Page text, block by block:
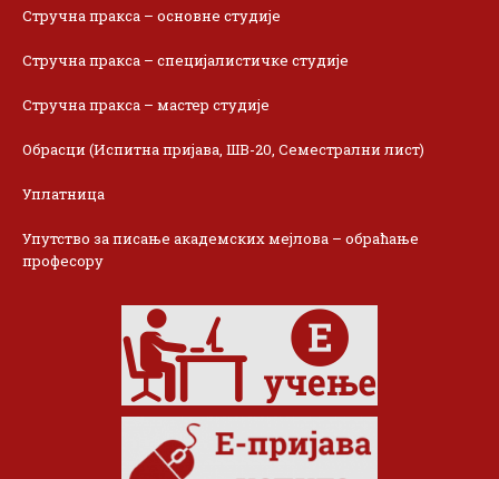
Стручна пракса – основне студије
Стручна пракса – специјалистичке студије
Стручна пракса – мастер студије
Обрасци (Испитна пријава, ШВ-20, Семестрални лист)
Уплатница
Упутство за писање академских мејлова – обраћање
професору